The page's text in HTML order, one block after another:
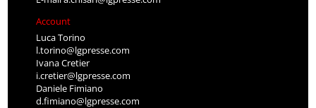
Account
Luca Torino
l.torino@lgpresse.com
Ivana Cretier
i.cretier@lgpresse.com
Daniele Fimiano
d.fimiano@lgpresse.com